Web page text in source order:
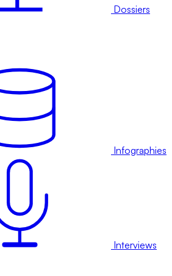
Dossiers
Infographies
Interviews